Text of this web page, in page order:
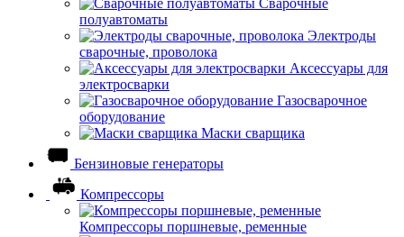
Сварочные
полуавтоматы
Электроды
сварочные, проволока
Аксессуары для
электросварки
Газосварочное
оборудование
Маски сварщика
Бензиновые генераторы
Компрессоры
Компрессоры поршневые, ременные